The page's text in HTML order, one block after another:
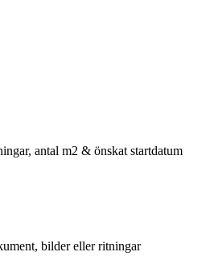
antal m2 & önskat startdatum
bilder eller ritningar